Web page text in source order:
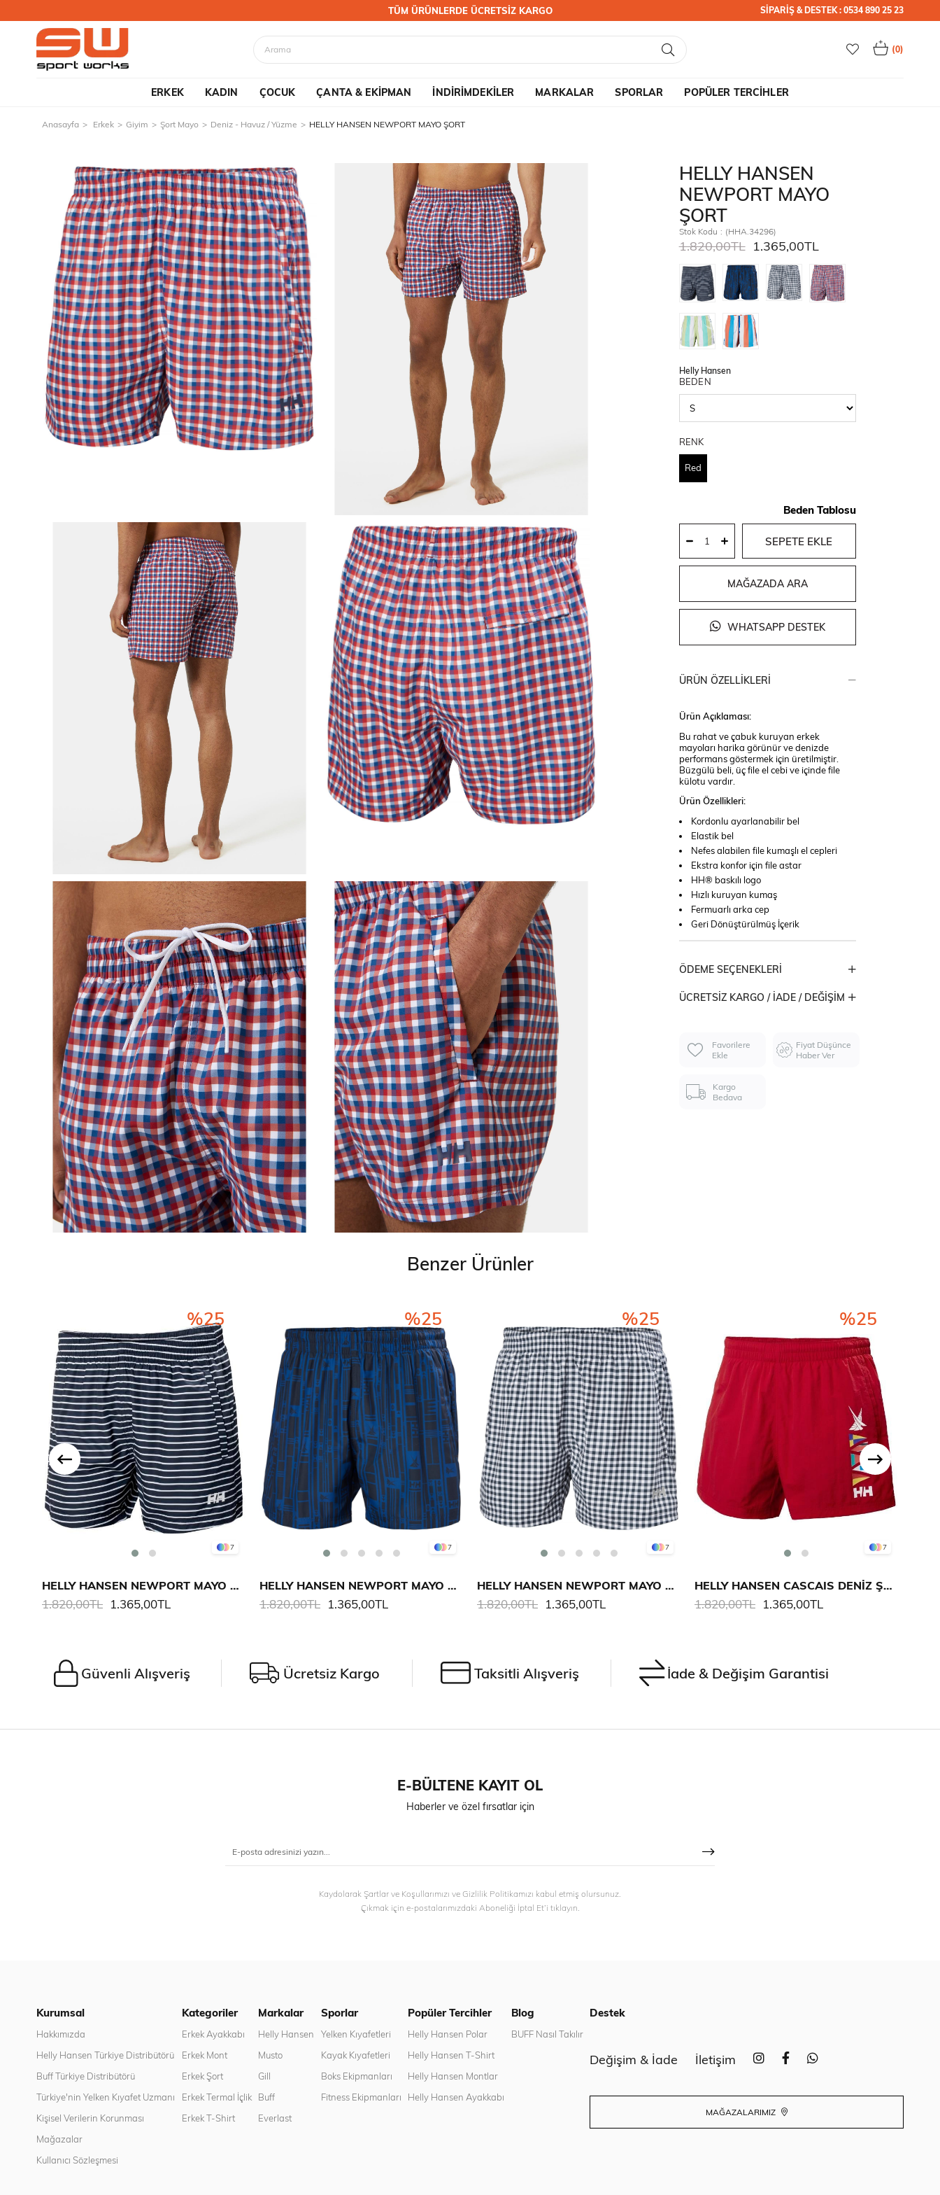
TÜM ÜRÜNLERDE ÜCRETSİZ KARGO SİPARİŞ & DESTEK : 0534 890 25 23
0
ERKEK KADIN ÇOCUK ÇANTA & EKİPMAN İNDİRİMDEKİLER MARKALAR SPORLAR POPÜLER TERCİHLER
Anasayfa Erkek Giyim Şort Mayo Deniz - Havuz / Yüzme HELLY HANSEN NEWPORT MAYO ŞORT
HELLY HANSEN
NEWPORT MAYO
ŞORT
Stok Kodu (HHA.34296)
1.820,00TL 1.365,00TL
Helly Hansen
BEDEN
RENK
Red
Beden Tablosu
MAĞAZADA ARA
WHATSAPP DESTEK
ÜRÜN ÖZELLIKLERI
Ürün Açıklaması:
Bu rahat ve çabuk kuruyan erkek
mayoları harika görünür ve denizde
performans göstermek için üretilmiştir.
Büzgülü beli, üç file el cebi ve içinde file
külotu vardır.
Ürün Özellikleri:
Kordonlu ayarlanabilir bel
Elastik bel
Nefes alabilen file kumaşlı el cepleri
Ekstra konfor için file astar
HH® baskılı logo
Hızlı kuruyan kumaş
Fermuarlı arka cep
Geri Dönüştürülmüş İçerik
ÖDEME SEÇENEKLERI
ÜCRETSIZ KARGO / İADE / DEĞIŞIM
Favorilere
Ekle
Fiyat Düşünce
Haber Ver
Kargo
Bedava
Benzer Ürünler
7
HELLY HANSEN NEWPORT MAYO ŞORT
1.365,00TL
1.820,00TL
%25
7
HELLY HANSEN NEWPORT MAYO ŞORT
1.365,00TL
1.820,00TL
%25
7
HELLY HANSEN NEWPORT MAYO ŞORT
1.365,00TL
1.820,00TL
%25
7
HELLY HANSEN CASCAIS DENİZ ŞORTU
1.365,00TL
1.820,00TL
%25
Güvenli Alışveriş Ücretsiz Kargo Taksitli Alışveriş İade & Değişim Garantisi
E-BÜLTENE KAYIT OL
Haberler ve özel fırsatlar için
Kaydolarak Şartlar ve Koşullarımızı ve Gizlilik Politikamızı kabul etmiş olursunuz.
Çıkmak için e-postalarımızdaki Aboneliği İptal Et’i tıklayın.
Kurumsal
Hakkımızda
Helly Hansen Türkiye Distribütörü
Buff Türkiye Distribütörü
Türkiye'nin Yelken Kıyafet Uzmanı
Kişisel Verilerin Korunması
Mağazalar
Kullanıcı Sözleşmesi
Kategoriler
Erkek Ayakkabı
Erkek Mont
Erkek Şort
Erkek Termal İçlik
Erkek T-Shirt
Markalar
Helly Hansen
Musto
Gill
Buff
Everlast
Sporlar
Yelken Kıyafetleri
Kayak Kıyafetleri
Boks Ekipmanları
Fitness Ekipmanları
Popüler Tercihler
Helly Hansen Polar
Helly Hansen T-Shirt
Helly Hansen Montlar
Helly Hansen Ayakkabı
Blog
BUFF Nasıl Takılır
Destek
Değişim & İade İletişim
MAĞAZALARIMIZ